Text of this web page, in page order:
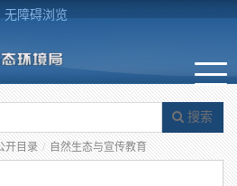
无障碍浏览
搜索
开目录 / 自然生态与宣传教育